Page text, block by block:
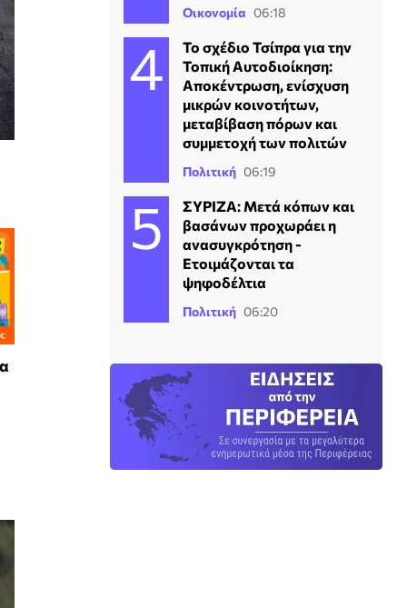
Οικονομία 06:18
Το σχέδιο Τσίπρα για την
Τοπική Αυτοδιοίκηση:
Αποκέντρωση, ενίσχυση
μικρών κοινοτήτων,
μεταβίβαση πόρων και
συμμετοχή των πολιτών
Πολιτική 06:19
ΣΥΡΙΖΑ: Μετά κόπων και
βασάνων προχωράει η
ανασυγκρότηση -
Ετοιμάζονται τα
ψηφοδέλτια
Πολιτική 06:20